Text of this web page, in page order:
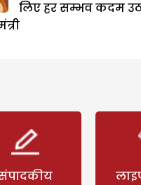
लिए हर सम्भव कदम